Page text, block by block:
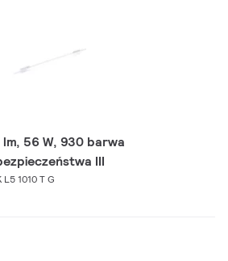
lm, 56 W, 930 barwa
III
L5 1010 T G